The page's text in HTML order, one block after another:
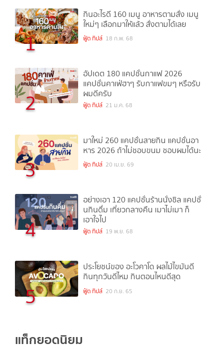
1
กินอะไรดี 160 เมนู อาหารตามสั่ง เมนู
ใหม่ๆ เลือกมาให้แล้ว สั่งตามได้เลย
ฟู้ด ทิปส์ 18 ก.พ. 68
2
อัปเดต 180 แคปชั่นกาแฟ 2026
แคปชั่นคาเฟ่ฮาๆ รับกาแฟขมๆ หรือรับ
ผมดีครับ
ฟู้ด ทิปส์ 21 ม.ค. 68
3
มาใหม่ 260 แคปชั่นสายกิน แคปชั่นอา
หาร 2026 ถ้าไม่ชอบขนม ชอบผมได้นะ
ฟู้ด ทิปส์ 20 เม.ย. 69
4
อย่างเอา 120 แคปชั่นร้านนั่งชิล แคปชั่
นกินดื่ม เที่ยวกลางคืน เมาไม่เมา ก็
เอาใจไป
ฟู้ด ทิปส์ 19 พ.ย. 68
5
ประโยชน์ของ อะโวคาโด ผลไม้ไขมันดี
กินทุกวันดีไหม กินตอนไหนดีสุด
ฟู้ด ทิปส์ 20 ก.ย. 65
แท็กยอดนิยม